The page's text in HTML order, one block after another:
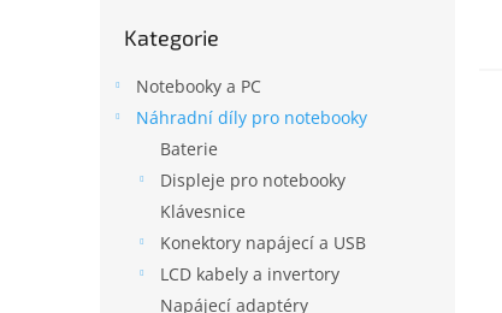
kategorie
Kategorie
Notebooky a PC
Náhradní díly pro notebooky
Baterie
Displeje pro notebooky
Klávesnice
Konektory napájecí a USB
LCD kabely a invertory
Napájecí adaptéry